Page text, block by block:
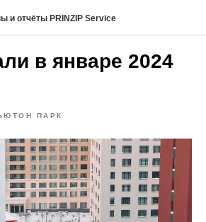
и отчёты PRINZIP Service
в январе 2024
ПАРК